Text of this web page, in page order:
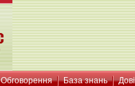
Обговорення База знань